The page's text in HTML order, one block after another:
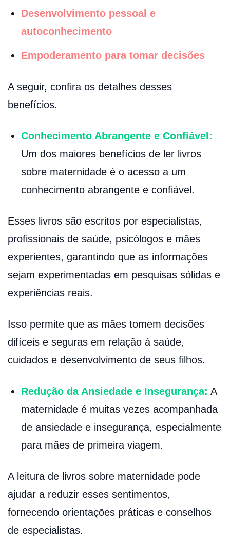
Desenvolvimento pessoal e
autoconhecimento
Empoderamento para tomar decisões
A seguir, confira os detalhes desses
benefícios.
Conhecimento Abrangente e Confiável:
Um dos maiores benefícios de ler livros
sobre maternidade é o acesso a um
conhecimento abrangente e confiável.
Esses livros são escritos por especialistas,
profissionais de saúde, psicólogos e mães
experientes, garantindo que as informações
sejam experimentadas em pesquisas sólidas e
experiências reais.
Isso permite que as mães tomem decisões
difíceis e seguras em relação à saúde,
cuidados e desenvolvimento de seus filhos.
Redução da Ansiedade e Insegurança: A
maternidade é muitas vezes acompanhada
de ansiedade e insegurança, especialmente
para mães de primeira viagem.
A leitura de livros sobre maternidade pode
ajudar a reduzir esses sentimentos,
fornecendo orientações práticas e conselhos
de especialistas.